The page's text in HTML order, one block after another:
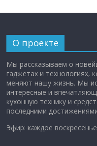
О проекте
Мы рассказываем о
гаджетах и технологиях,
меняют нашу жизнь. Мы
интересные и
кухонную технику и
последними
Эфир: каждое